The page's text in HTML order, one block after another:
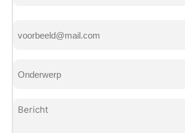
mailadres
Bericht